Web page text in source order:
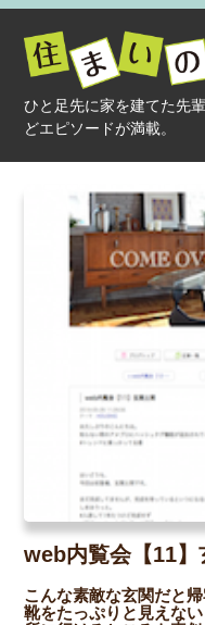
ひと足先に家を建てた先
どエピソードが満載。
web内覧会【11】
こんな素敵な玄関だと
靴をたっぷりと見えな